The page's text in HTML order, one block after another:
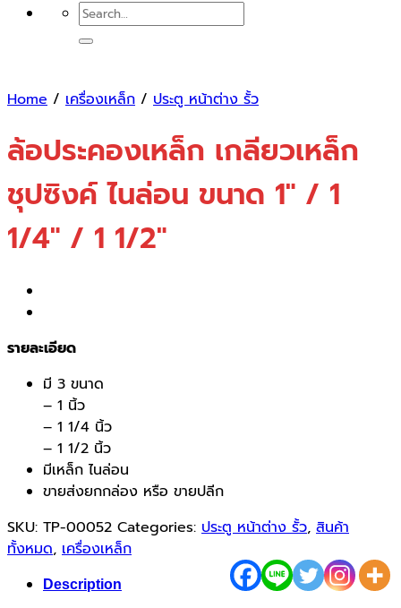
Search
for:
Home / เครื่องเหล็ก / ประตู หน้าต่าง รั้ว
ล้อประคองเหล็ก เกลียวเหล็ก
ชุปซิงค์ ไนล่อน ขนาด 1″ / 1
1/4″ / 1 1/2″
รายละเอียด
มี 3 ขนาด
– 1 นิ้ว
– 1 1/4 นิ้ว
– 1 1/2 นิ้ว
มีเหล็ก ไนล่อน
ขายส่งยกกล่อง หรือ ขายปลีก
SKU: TP-00052 Categories: ประตู หน้าต่าง รั้ว, สินค้า
ทั้งหมด, เครื่องเหล็ก
Description